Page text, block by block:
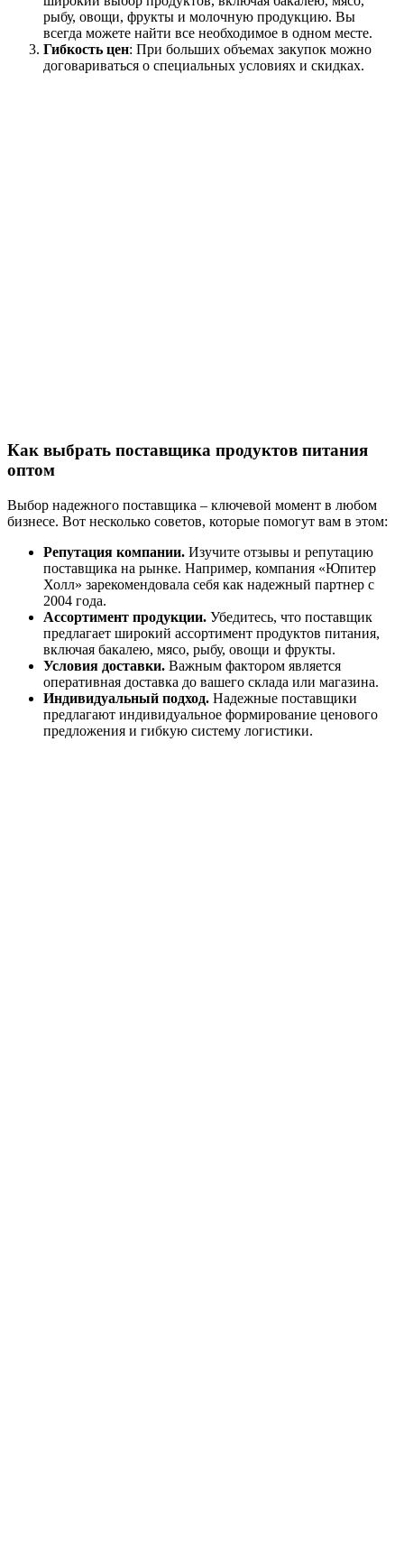
рыбу, овощи, фрукты и молочную продукцию. Вы
всегда можете найти все необходимое в одном месте.
Гибкость цен: При больших объемах закупок можно
договариваться о специальных условиях и скидках.
Как выбрать поставщика продуктов питания
оптом
Выбор надежного поставщика – ключевой момент в любом
бизнесе. Вот несколько советов, которые помогут вам в этом:
Репутация компании. Изучите отзывы и репутацию
поставщика на рынке. Например, компания «Юпитер
Холл» зарекомендовала себя как надежный партнер с
2004 года.
Ассортимент продукции. Убедитесь, что поставщик
предлагает широкий ассортимент продуктов питания,
включая бакалею, мясо, рыбу, овощи и фрукты.
Условия доставки. Важным фактором является
оперативная доставка до вашего склада или магазина.
Индивидуальный подход. Надежные поставщики
предлагают индивидуальное формирование ценового
предложения и гибкую систему логистики.